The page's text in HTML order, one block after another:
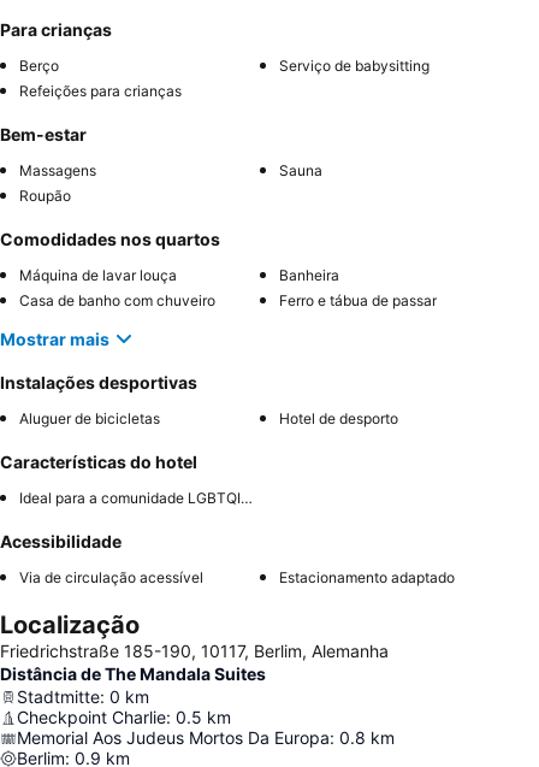
Para crianças
Berço
Serviço de babysitting
Refeições para crianças
Bem-estar
Massagens
Sauna
Roupão
Comodidades nos quartos
Máquina de lavar louça
Banheira
Casa de banho com chuveiro
Ferro e tábua de passar
Mostrar mais
Instalações desportivas
Aluguer de bicicletas Hotel de desporto
Características do hotel
Ideal para a comunidade LGBTQIA+
Acessibilidade
Via de circulação acessível Estacionamento adaptado
Localização
Friedrichstraße 185-190, 10117, Berlim, Alemanha
Distância de The Mandala Suites
Stadtmitte: 0 km
Checkpoint Charlie: 0.5 km
Memorial Aos Judeus Mortos Da Europa: 0.8 km
Berlim: 0.9 km